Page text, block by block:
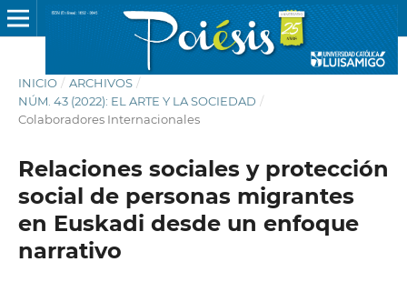
INICIO / ARCHIVOS /
NÚM. 43 (2022): EL ARTE Y LA SOCIEDAD /
Colaboradores Internacionales
Relaciones sociales y protección
social de personas migrantes
en Euskadi desde un enfoque
narrativo